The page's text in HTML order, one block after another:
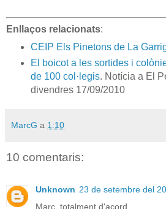
Enllaços relacionats:
CEIP Els Pinetons de La
El boicot a les sortides i
de 100 col·legis. Notícia a El
divendres 17/09/2010
MarcG a 1:10
10 comentaris:
Unknown 23 de setembre del
Marc, totalment d'acord.